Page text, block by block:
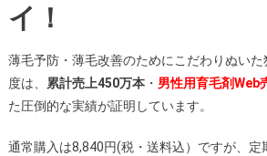
イ！
薄毛予防・薄毛改善のためにこだわりぬい
度は、
累計売上450万本・ 男性用育毛剤Web
た圧倒的な実績が証明しています。
通常購入は8,840円(税・送料込）ですが、定